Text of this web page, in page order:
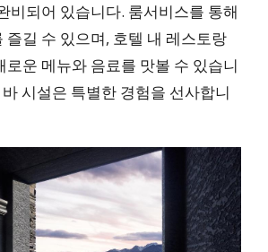
비되어 있습니다. 룸서비스를 통해
즐길 수 있으며, 호텔 내 레스토랑
로운 메뉴와 음료를 맛볼 수 있습니
시설은 특별한 경험을 선사합니